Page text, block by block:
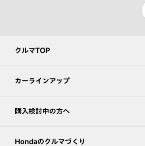
クルマTOP
カーラインアップ
購入検討中の方へ
Hondaのクルマづくり